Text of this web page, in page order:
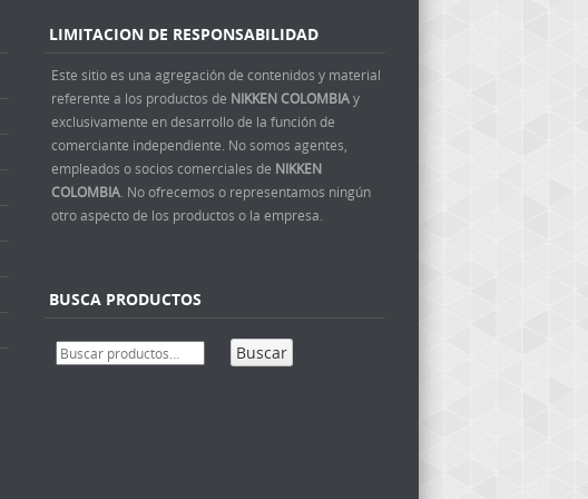
LIMITACION DE RESPONSABILIDAD
Este sitio es una agregación de contenidos y material
referente a los productos de NIKKEN COLOMBIAy
exclusivamente en desarrollo de la función de
comerciante independiente. No somos agentes,
empleados o socios comerciales de NIKKEN
COLOMBIA . No ofrecemos o representamos ningún
otro aspecto de los productos o la empresa.
BUSCA PRODUCTOS
Buscar